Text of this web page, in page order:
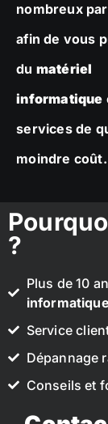
nombreux
afin de vous
du matériel
informatique
services de
moindre coût.
?
Plus de 10
informatique
Service
Dépannage
Conseils et